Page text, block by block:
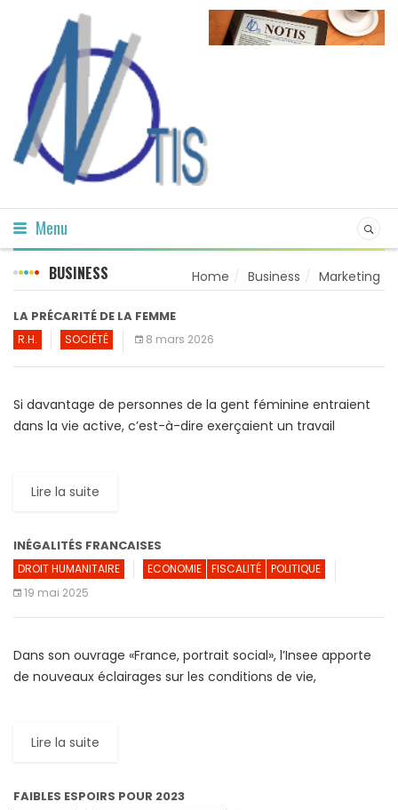
Menu
BUSINESS Home Business Marketing
LA PRÉCARITÉ DE LA FEMME
R.H. SOCIÉTÉ 8 mars 2026
Si davantage de personnes de la gent féminine entraient
dans la vie active, c’est-à-dire exerçaient un travail
Lire la suite
INÉGALITÉS FRANCAISES
DROIT HUMANITAIRE ECONOMIE FISCALITÉ
POLITIQUE
19 mai 2025
Dans son ouvrage «France, portrait social», l’Insee apporte
de nouveaux éclairages sur les conditions de vie,
Lire la suite
FAIBLES ESPOIRS POUR 2023